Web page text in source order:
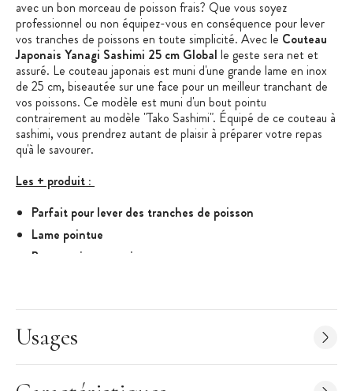
avec un bon morceau de poisson frais? Que vous soyez
professionnel ou non équipez-vous en conséquence pour lever
vos tranches de poissons en toute simplicité. Avec le Couteau
Japonais Yanagi Sashimi 25 cm Global le geste sera net et
assuré. Le couteau japonais est muni d'une grande lame en inox
de 25 cm, biseautée sur une face pour un meilleur tranchant de
vos poissons. Ce modèle est muni d'un bout pointu
contrairement au modèle "Tako Sashimi". Équipé de ce couteau à
sashimi, vous prendrez autant de plaisir à préparer votre repas
qu'à le savourer.
Les + produit :
Parfait pour lever des tranches de poisson
Lame pointue
Bonne prise en main
Couteau monobloc : sécurité et hygiène
Longueur de lame : 25 cm
Usages